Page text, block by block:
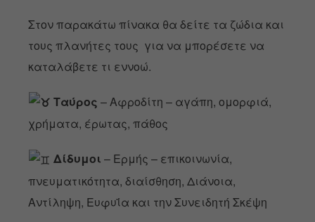
Στον παρακάτω πίνακα θα δείτε τα ζώδια και
τους πλανήτες τους για να μπορέσετε να
καταλάβετε τι εννοώ.
Ταύρος – Αφροδίτη – αγάπη, ομορφιά,
χρήματα, έρωτας, πάθος
Δίδυμοι – Ερμής – επικοινωνία,
πνευματικότητα, διαίσθηση, Διάνοια,
Αντίληψη, Ευφυΐα και την Συνειδητή Σκέψη